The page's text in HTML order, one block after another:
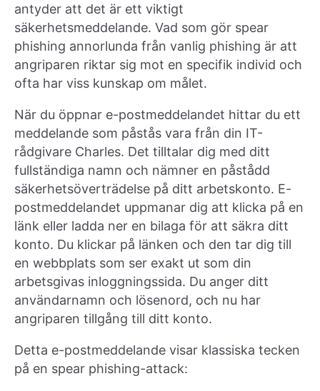
antyder att det är ett viktigt
säkerhetsmeddelande. Vad som gör spear
phishing annorlunda från vanlig phishing är att
angriparen riktar sig mot en specifik individ och
ofta har viss kunskap om målet.
När du öppnar e-postmeddelandet hittar du ett
meddelande som påstås vara från din IT-
rådgivare Charles. Det tilltalar dig med ditt
fullständiga namn och nämner en påstådd
säkerhetsöverträdelse på ditt arbetskonto. E-
postmeddelandet uppmanar dig att klicka på en
länk eller ladda ner en bilaga för att säkra ditt
konto. Du klickar på länken och den tar dig till
en webbplats som ser exakt ut som din
arbetsgivas inloggningssida. Du anger ditt
användarnamn och lösenord, och nu har
angriparen tillgång till ditt konto.
Detta e-postmeddelande visar klassiska tecken
på en spear phishing-attack: